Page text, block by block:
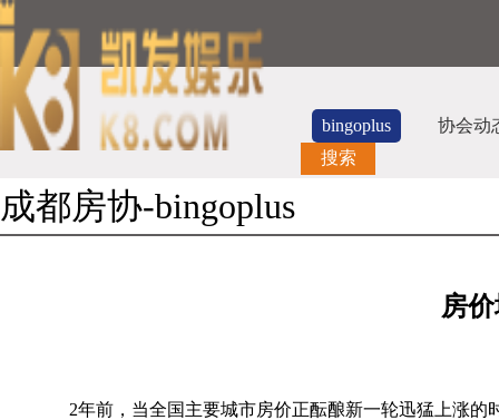
bingoplus
协会动
搜索
成都房协-bingoplus
房
2年前，当全国主要城市房价正酝酿新一轮迅猛上涨